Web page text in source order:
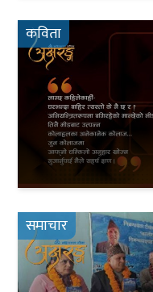
कविता
समाचार